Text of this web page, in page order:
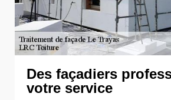
Des façadiers
votre service